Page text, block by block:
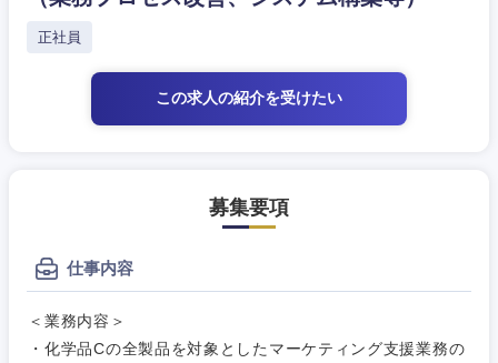
正社員
この求人の紹介を受けたい
募集要項
仕事内容
＜業務内容＞
・化学品Cの全製品を対象としたマーケティング支援業務の